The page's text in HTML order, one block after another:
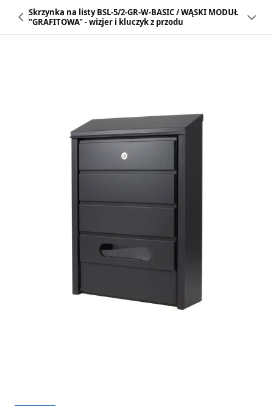
Skrzynka na listy BSL-5/2-GR-W-BASIC / WĄSKI MODUŁ
"GRAFITOWA" - wizjer i kluczyk z przodu